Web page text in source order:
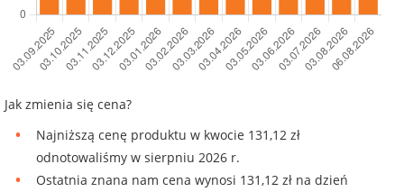
Jak zmienia się cena?
Najniższą cenę produktu w kwocie 131,12 zł
odnotowaliśmy w sierpniu 2026 r.
Ostatnia znana nam cena wynosi 131,12 zł na dzień